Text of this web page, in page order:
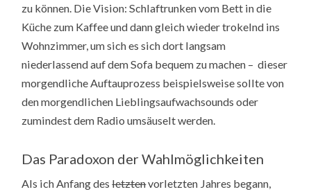
zu können. Die Vision: Schlaftrunken vom Bett in die
Küche zum Kaffee und dann gleich wieder trokelnd ins
Wohnzimmer, um sich es sich dort langsam
niederlassend auf dem Sofa bequem zu machen – dieser
morgendliche Auftauprozess beispielsweise sollte von
den morgendlichen Lieblingsaufwachsounds oder
zumindest dem Radio umsäuselt werden.
Das Paradoxon der Wahlmöglichkeiten
Als ich Anfang desletztenvorletzten Jahres begann,